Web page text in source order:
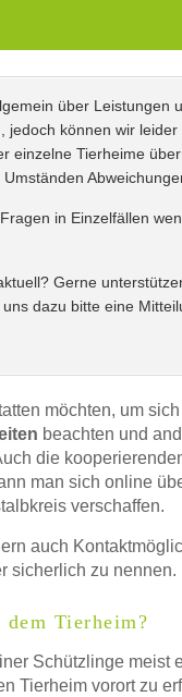
über Leistungen
jedoch können wir
einzelne Tierheime
in Einzelfällen
Gerne
dazu bitte eine
möchten, um
beachten und
die
man sich online
verschaffen.
auch
sicherlich zu nennen.
Tierheim?
Schützlinge meist
Tierheim vorort zu